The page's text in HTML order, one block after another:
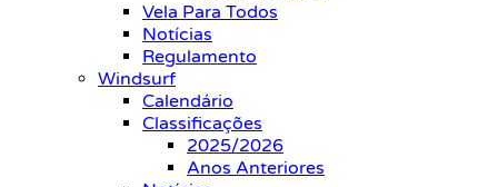
Vela Para Todos
Notícias
Regulamento
Windsurf
Calendário
Classificações
2025/2026
Anos Anteriores